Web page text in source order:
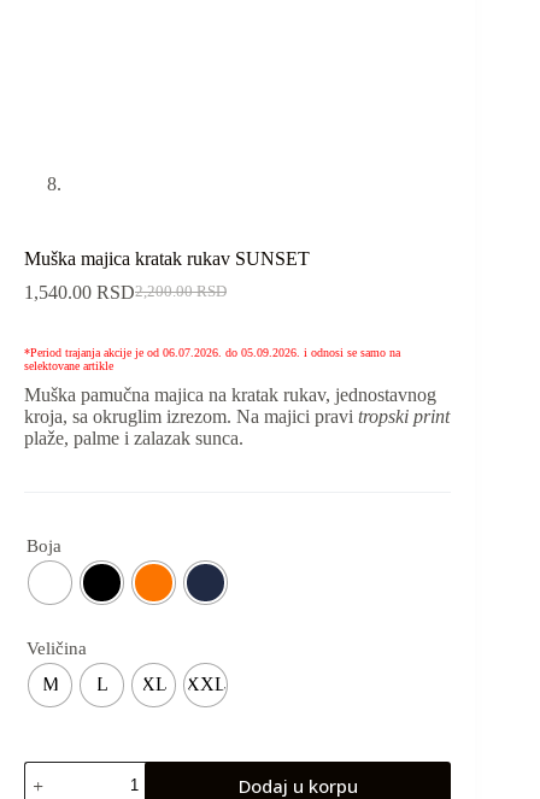
Muška majica kratak rukav SUNSET
2,200.00RSD
1,540.00 RSD
*Period trajanja akcije je od 06.07.2026. do 05.09.2026. i odnosi se samo na
selektovane artikle
Muška pamučna majica na kratak rukav, jednostavnog
kroja, sa okruglim izrezom. Na majici pravi tropski print
plaže, palme i zalazak sunca.
Boja
Veličina
M L XL XXL
Dodaj u korpu